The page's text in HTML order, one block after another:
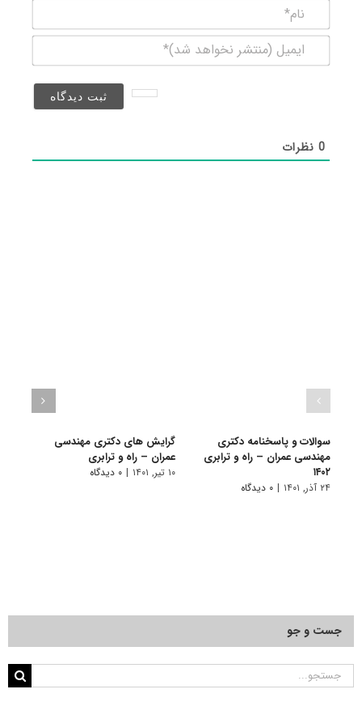
(منتشر
0نظرات
سوالات و پاسخنامه دکتری
مهندسی عمران – راه و ترابری
۱۴۰۲
۲۴ آذر, ۱۴۰۱ | ۰ دیدگاه
گرایش های دکتری ﻣﻬﻨﺪسی
ﻋﻤﺮان – راه و ﺗﺮاﺑﺮی
۱۰ تیر, ۱۴۰۱ | ۰ دیدگاه
جست و جو
جستجو